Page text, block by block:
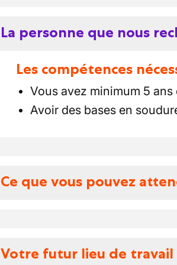
La personne que nous
Les compétences
Vous avez minimum 5
Avoir des bases en
Ce que vous pouvez
un salaire époustouflant
Votre futur lieu de travail